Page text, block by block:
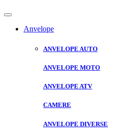
Anvelope
ANVELOPE AUTO
ANVELOPE MOTO
ANVELOPE ATV
CAMERE
ANVELOPE DIVERSE